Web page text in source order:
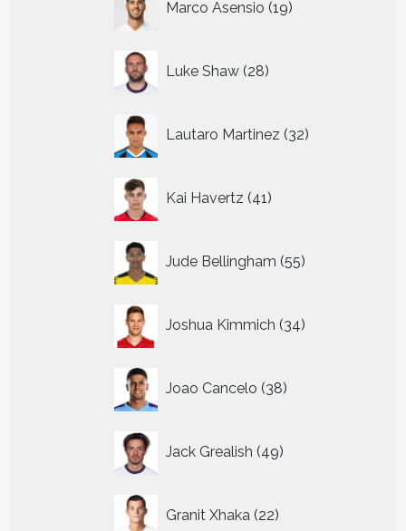
Marco Asensio 19
producten
Luke Shaw 28
producten
Lautaro Martinez 32
producten
Kai Havertz 41
producten
Jude Bellingham 55
producten
Joshua Kimmich 34
producten
Joao Cancelo 38
producten
Jack Grealish 49
producten
Granit Xhaka 22
producten